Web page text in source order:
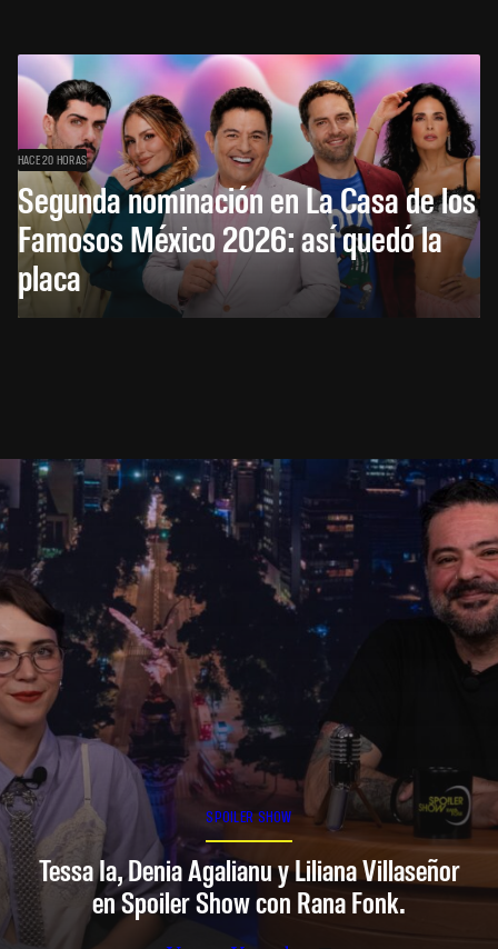
HACE 20 HORAS
Segunda nominación en La Casa de los
Famosos México 2026: así quedó la
placa
SPOILER SHOW
Tessa Ia, Denia Agalianu y Liliana Villaseñor
en Spoiler Show con Rana Fonk.